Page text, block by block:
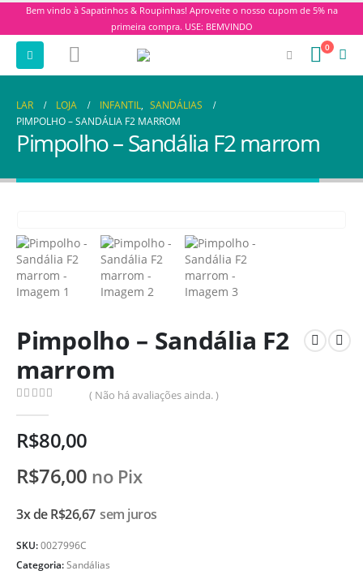
Bem vindo à Sapatinhos & Roupinhas! Aproveite o nosso cupom de 5% na
primeira compra. USE: BEMVINDO
0
LAR LOJA INFANTIL, SANDÁLIAS
PIMPOLHO – SANDÁLIA F2 MARROM
Pimpolho – Sandália F2 marrom
Pimpolho – Sandália F2
marrom
( Não há avaliações ainda. )
R$80,00
R$76,00 no Pix
3x deR$26,67 sem juros
SKU:0027996C
Categoria:Sandálias